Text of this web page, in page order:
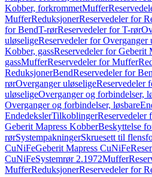
Kobber, forkrommetMuffer
MufferReduksjonerReservedeler for
for BendT-rørReservedeler for T-rør
uløseligeReservedeler for Overganger
Kobber, gassReservedeler for Geberit
gassMufferReservedeler for Muffer
ReduksjonerBendReservedeler for
rørOverganger uløseligeReservedeler
uløseligeOverganger og forbindelser,
Overganger og forbindelser, løsbare
EndedekslerTilkoblingerReservedeler
Geberit Mapress KobberBeskyttelse
rørSystempakningerSkruesett til
CuNiFeGeberit Mapress CuNiFe
CuNiFeSystemrør 2.1972Muffer
MufferReduksjonerReservedeler for